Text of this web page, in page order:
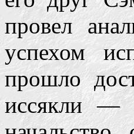
провел
успехом
прошло
иссякли —